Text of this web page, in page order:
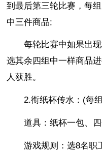
到最后第三轮比赛，每
中三件商品;
每轮比赛中如果出
选其余四组中一样商品
人获胜。
2.衔纸杯传水：(每
道具：纸杯一包、
游戏规则：选8名职